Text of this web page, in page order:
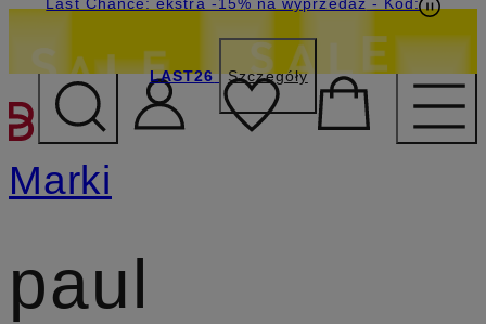
PRZEJDŹ DO GŁÓWNEJ
LAST26 Szczegóły
Marki
paul